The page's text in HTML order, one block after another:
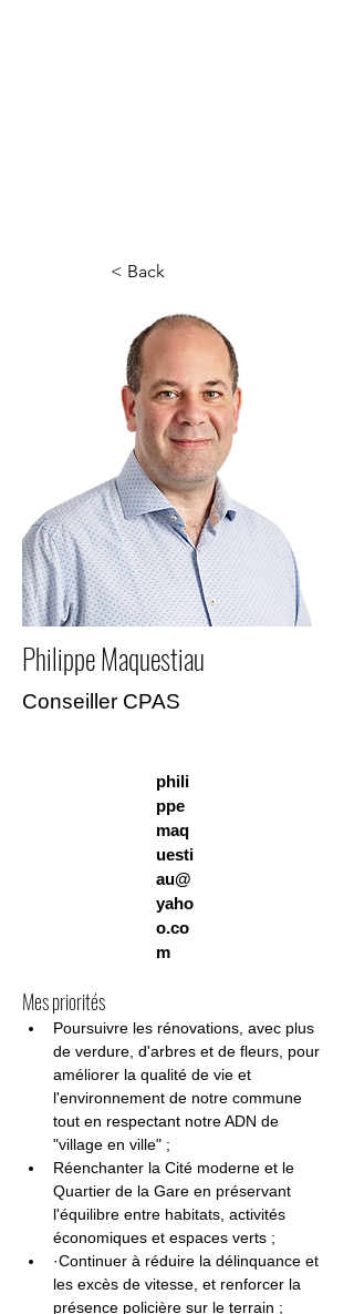
< Back
Philippe Maquestiau
Conseiller CPAS
phili
ppe
maq
uesti
au@
yaho
o.co
m
Mes priorités
Poursuivre les rénovations, avec plus
de verdure, d'arbres et de fleurs, pour
améliorer la qualité de vie et
l'environnement de notre commune
tout en respectant notre ADN de
"village en ville" ;
Réenchanter la Cité moderne et le
Quartier de la Gare en préservant
l'équilibre entre habitats, activités
économiques et espaces verts ;
·Continuer à réduire la délinquance et
les excès de vitesse, et renforcer la
présence policière sur le terrain ;